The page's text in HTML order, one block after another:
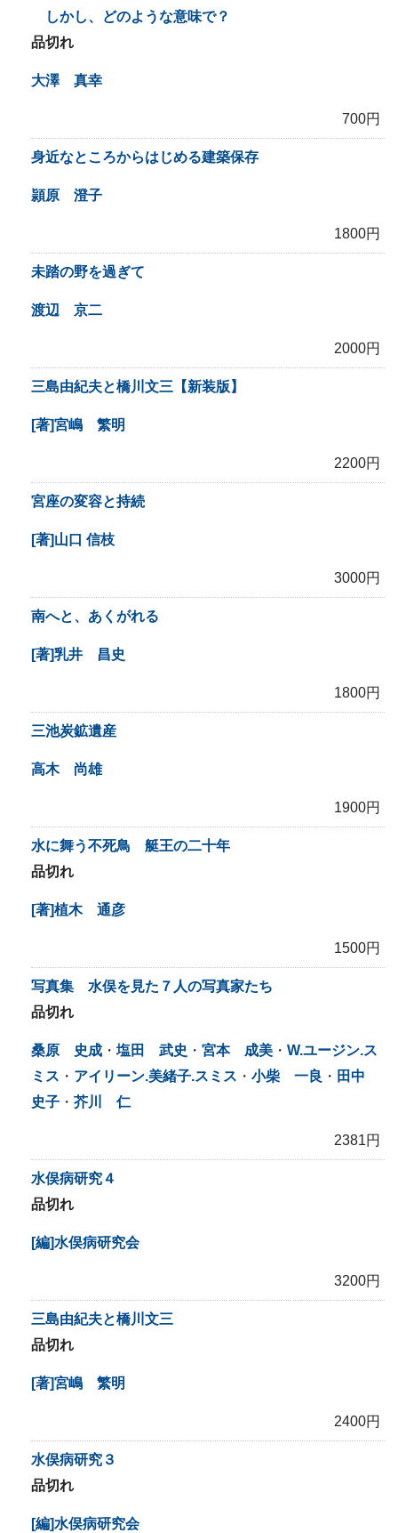
しかし、どのような意味で？
品切れ
大澤 真幸
700円
身近なところからはじめる建築保存
頴原 澄子
1800円
未踏の野を過ぎて
渡辺 京二
2000円
三島由紀夫と橋川文三【新装版】
[著]宮嶋 繁明
2200円
宮座の変容と持続
[著]山口 信枝
3000円
南へと、あくがれる
[著]乳井 昌史
1800円
三池炭鉱遺産
高木 尚雄
1900円
水に舞う不死鳥 艇王の二十年
品切れ
[著]植木 通彦
1500円
写真集 水俣を見た７人の写真家たち
品切れ
桑原 史成 ・ 塩田 武史 ・ 宮本 成美 ・ W.ユージン.ス
ミス ・ アイリーン.美緒子.スミス ・ 小柴 一良 ・ 田中
史子 ・ 芥川 仁
2381円
水俣病研究４
品切れ
[編]水俣病研究会
3200円
三島由紀夫と橋川文三
品切れ
[著]宮嶋 繁明
2400円
水俣病研究３
品切れ
[編]水俣病研究会